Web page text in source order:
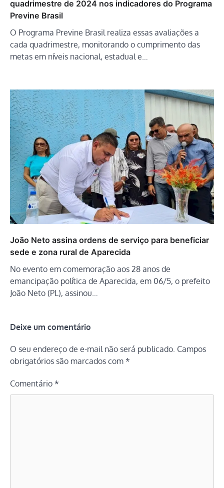
quadrimestre de 2024 nos indicadores do Programa
Previne Brasil
O Programa Previne Brasil realiza essas avaliações a
cada quadrimestre, monitorando o cumprimento das
metas em níveis nacional, estadual e…
João Neto assina ordens de serviço para beneficiar
sede e zona rural de Aparecida
No evento em comemoração aos 28 anos de
emancipação política de Aparecida, em 06/5, o prefeito
João Neto (PL), assinou…
Deixe um comentário
O seu endereço de e-mail não será publicado. Campos
obrigatórios são marcados com *
Comentário *